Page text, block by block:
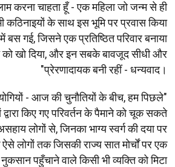
करना चाहता हूँ - एक महिला जो जन्म से ही
कठिनाइयों के साथ इस भूमि पर प्रवास किया
गई, जिसने एक प्रतिष्ठित परिवार बनाया
खो दिया, और इन सबके बावजूद सीधी और
प्रेरणादायक बनी रहीं - धन्यवाद।"
- आज की चुनौतियों के बीच, हम पिछले
द्वारा किए गए परिवर्तन के पैमाने को चूक सकते
लोगों से, जिनका भाग्य स्वर्ग की दया पर
लोगों तक जिसकी राज्य सात मोर्चों पर एक
पहुँचाने वाले किसी भी व्यक्ति को मिटा